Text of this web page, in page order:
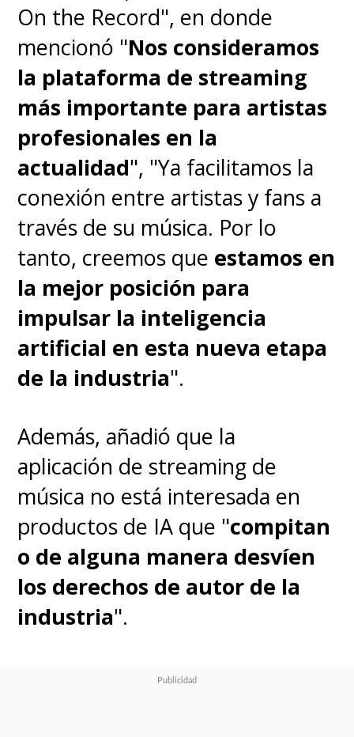
On the Record", en donde
mencionó "Nos consideramos
la plataforma de streaming
más importante para artistas
profesionales en la
actualidad", "Ya facilitamos la
conexión entre artistas y fans a
través de su música. Por lo
tanto, creemos que estamos en
la mejor posición para
impulsar la inteligencia
artificial en esta nueva etapa
de la industria".
Además, añadió que la
aplicación de streaming de
música no está interesada en
productos de IA que "compitan
o de alguna manera desvíen
los derechos de autor de la
industria".